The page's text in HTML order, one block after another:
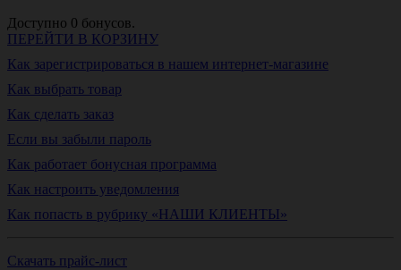
Доступно 0 бонусов.
ПЕРЕЙТИ В КОРЗИНУ
Как зарегистрироваться в нашем интернет-магазине
Как выбрать товар
Как сделать заказ
Если вы забыли пароль
Как работает бонусная программа
Как настроить уведомления
Как попасть в рубрику «НАШИ КЛИЕНТЫ»
Скачать прайс-лист